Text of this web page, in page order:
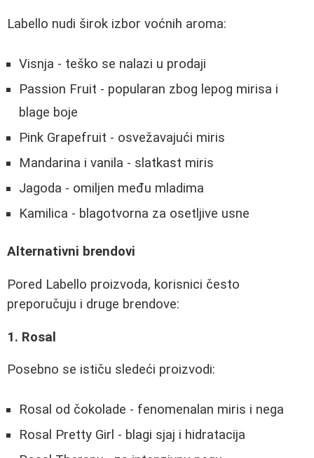
Labello nudi širok izbor voćnih aroma:
Visnja - teško se nalazi u prodaji
Passion Fruit - popularan zbog lepog mirisa i
blage boje
Pink Grapefruit - osvežavajući miris
Mandarina i vanila - slatkast miris
Jagoda - omiljen među mladima
Kamilica - blagotvorna za osetljive usne
Alternativni brendovi
Pored Labello proizvoda, korisnici često
preporučuju i druge brendove:
1. Rosal
Posebno se ističu sledeći proizvodi:
Rosal od čokolade - fenomenalan miris i nega
Rosal Pretty Girl - blagi sjaj i hidratacija